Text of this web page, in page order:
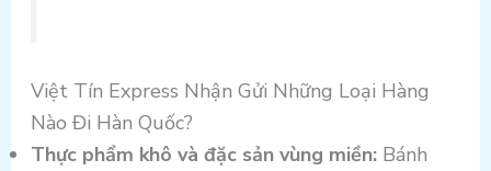
Việt Tín Express Nhận Gửi Những Loại Hàng
Nào Đi Hàn Quốc?
Thực phẩm khô và đặc sản vùng miền:Bánh